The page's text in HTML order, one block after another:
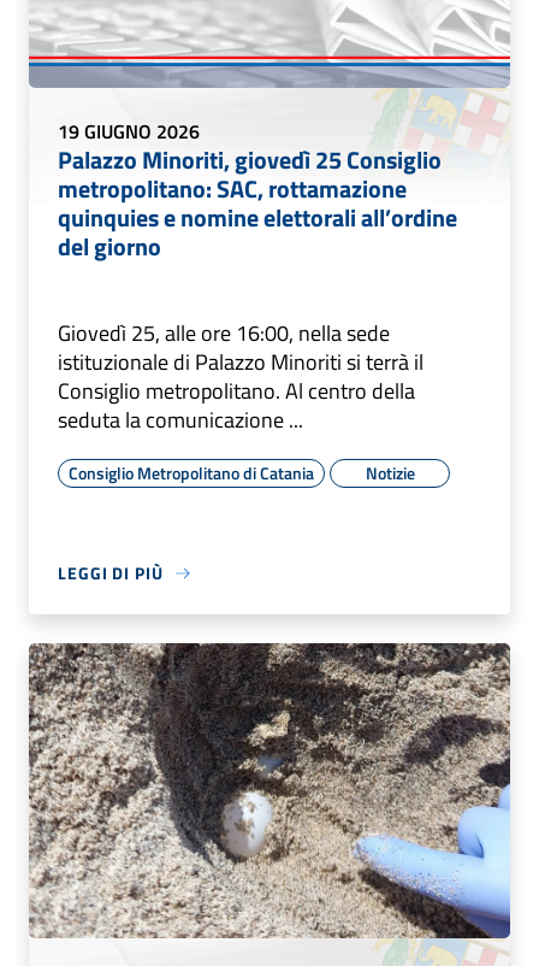
19 GIUGNO 2026
Palazzo Minoriti, giovedì 25 Consiglio
metropolitano: SAC, rottamazione
quinquies e nomine elettorali all’ordine
del giorno
Giovedì 25, alle ore 16:00, nella sede
istituzionale di Palazzo Minoriti si terrà il
Consiglio metropolitano. Al centro della
seduta la comunicazione ...
Consiglio Metropolitano di Catania Notizie
LEGGI DI PIÙ